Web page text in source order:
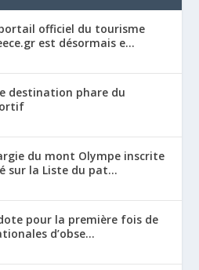
officiel du tourisme
est désormais e...
destination phare du
du mont Olympe inscrite
sur la Liste du pat...
pour la première fois de
d’obse...